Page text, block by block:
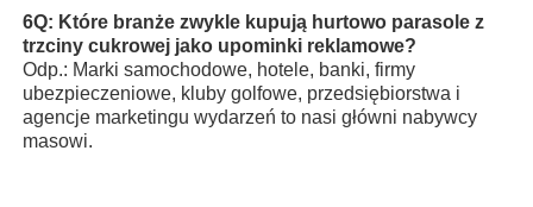
6Q: Które branże zwykle kupują hurtowo parasole z
trzciny cukrowej jako upominki reklamowe?
Odp.: Marki samochodowe, hotele, banki, firmy
ubezpieczeniowe, kluby golfowe, przedsiębiorstwa i
agencje marketingu wydarzeń to nasi główni nabywcy
masowi.